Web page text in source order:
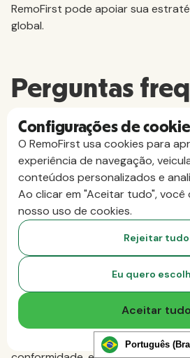
RemoFirst pode apoiar sua
global.
Perguntas
A figura do “Empregador
Sim, os serviços de “Empregador
maioria dos países. A
cumprimento das leis trabalhistas
tributárias e de quaisquer regras
país relativas à contratação por
trabalho temporário ou ao
terceiros.
Como funciona um
Um Empregador Oficial (EOR)
legal dos seus funcionários
gerencia os contratos de trabalho,
pagamento, os impostos, os
Configurações de
O RemoFirst usa cookies para
experiência de navegação,
conteúdos personalizados e
Ao clicar em "Aceitar tudo",
nosso uso de cookies.
Rejeitar tudo
Eu quero
Aceitar tudo
Português